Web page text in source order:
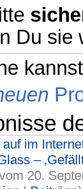
Du sie
im
–
20.